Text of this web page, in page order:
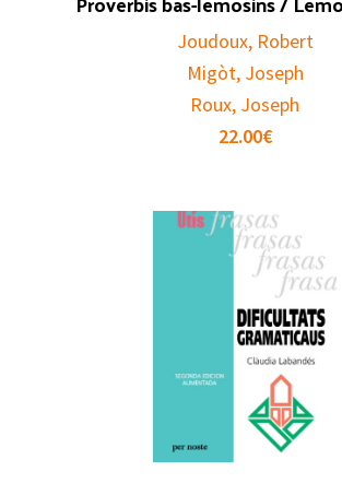
Joudoux, Robert
Migòt, Joseph
Roux, Joseph
22.00€